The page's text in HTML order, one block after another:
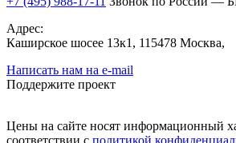
Адрес:
Каширское шосее 13к1, 115478 Москва,
Написать нам на e-mail
Поддержите проект
Цены на сайте носят информационный